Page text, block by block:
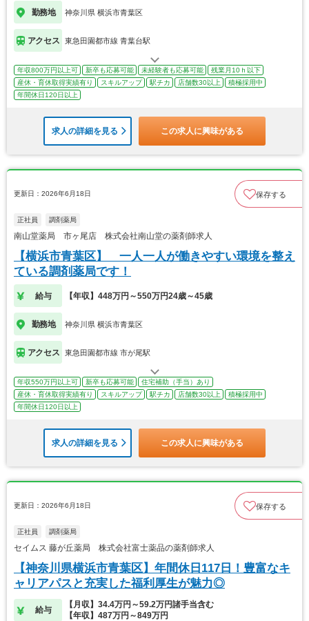
勤務地 神奈川県 横浜市青葉区
アクセス 東急田園都市線 青葉台駅
年収800万円以上可 新卒も応募可能 未経験者も応募可能
残業月10ｈ以下
産休・育休取得実績有り
スキルアップ 駅チカ 店舗数30以上
積極採用中
年間休日120日以上
求人の詳細を見る この求人に興味がある
更新日：2026年6月18日 保存する
正社員 調剤薬局
南山堂薬局 市ヶ尾店 株式会社南山堂の薬剤師求人
【横浜市青葉区】 一人一人が働きやすい環境を整え
ている調剤薬局です！
給与 【年収】448万円～550万円24歳～45歳
勤務地 神奈川県 横浜市青葉区
アクセス 東急田園都市線 市が尾駅
年収550万円以上可 新卒も応募可能
住宅補助（手当）あり
産休・育休取得実績有り
スキルアップ 駅チカ 店舗数30以上
積極採用中
年間休日120日以上
求人の詳細を見る この求人に興味がある
更新日：2026年6月18日 保存する
正社員 調剤薬局
セイムス 藤が丘薬局 株式会社富士薬品の薬剤師求人
【神奈川県横浜市青葉区】年間休日117日！豊富なキ
ャリアパスと充実した福利厚生が魅力◎
給与
【月収】34.4万円～59.2万円諸手当含む
【年収】487万円～849万円